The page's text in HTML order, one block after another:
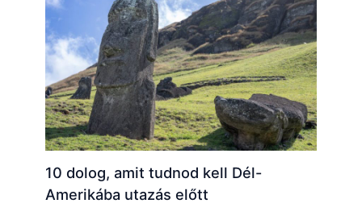
10 dolog, amit tudnod kell Dél-
Amerikába utazás előtt